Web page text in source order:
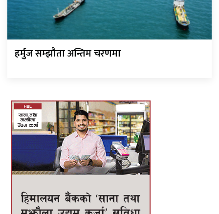
हर्मुज सम्झौता अन्तिम चरणमा